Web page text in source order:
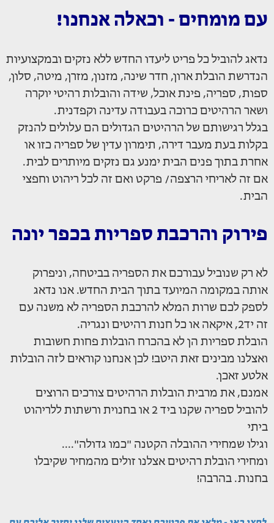
עם מומחים - וכאלה אנחנו!
נדאג להוביל כל פריט ליעדו החדש ללא נזקים ובמקצועיות
הנדרשת הובלת ארון, חדר שינה, מזנון, מזרן, מיטה, סלון,
ספות, ספריה, פינת אוכל, שידה והובלות רהיטי יוקרה
ושאר הרהיטים כרוכה בעבודה עדינה וקפדנית.
בגלל רגישותם של הרהיטים הגדולים הם עלולים להנזק
בקלות בעת מעבר דירה, תימרון עדין של ספריה כזו או
אחרת בתוך פנים הבית ימנע גם נזקים מיותרים לבית.
אם זה לאריחי הרצפה/ פרקט ואם זה לכל ריהוט וחפצי
הבית.
פירוק והרכבת ספריות בכפר יונה
לא רק שנוביל עבורכם את הספריה בביטחה, וניפרוק
אותה במקומה המיועד בתוך הבית החדש. אנו נדאג
לספק לכם שרות המלא להרכבת הספריה לא משנה עם
זה יד2, איקאה או כל חנות רהיטים ונגריה.
הובלת ספריות הן לא בהכרח הובלות פחות חשובות
ואצלנו מבינים זאת היטב! לכן אנחנו קוראים לזה הובלות
אלטע זאכן.
אמנם, את מרבית הובלות הרהיטים צורכים הרוצים
להוביל ספריה שקנו ביד 2 או בחנוית ורשתות ללריהוט
ביתי
וגילו שמחירי ההובלה הקטנה "כמו גדולה"....
ומחירי הובלת רהיטים אצלנו זולים מהמחיר שקיבלו
בחנות. בהרבה!